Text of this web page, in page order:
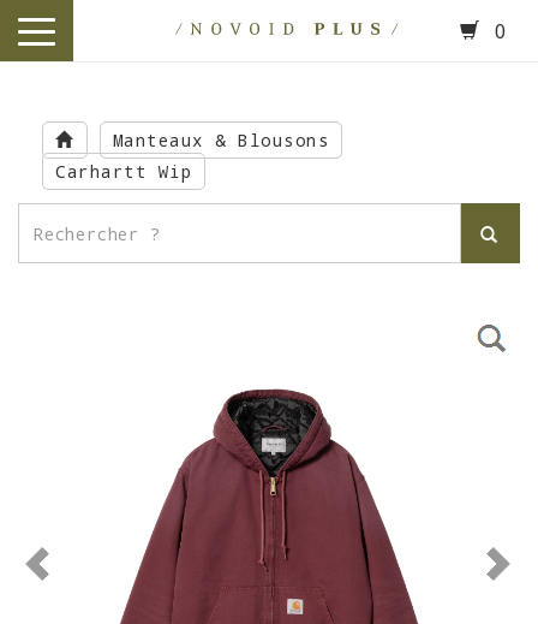
main
content
toggle
0
Manteaux & Blousons
Carhartt Wip